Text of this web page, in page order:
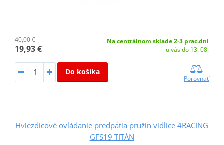
40,00 €
19,93 €
Na centrálnom sklade 2-3 prac.dni
u vás do 13. 08.
Do košíka
Porovnať
Hviezdicové ovládanie predpätia pružín vidlice 4RACING
GFS19 TITÁN